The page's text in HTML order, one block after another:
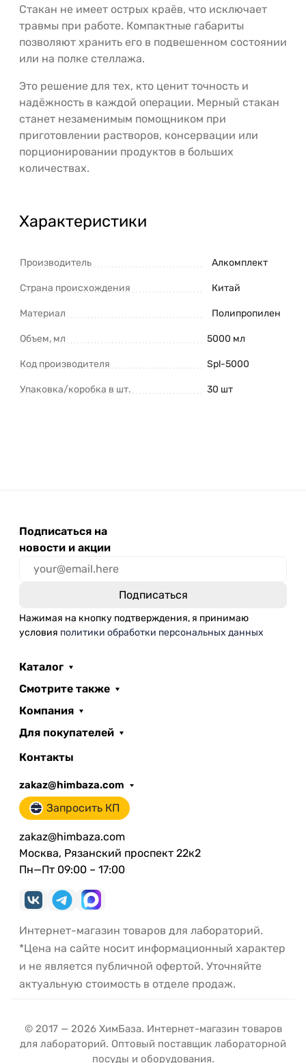
Стакан не имеет острых краёв, что исключает
травмы при работе. Компактные габариты
позволяют хранить его в подвешенном состоянии
или на полке стеллажа.
Это решение для тех, кто ценит точность и
надёжность в каждой операции. Мерный стакан
станет незаменимым помощником при
приготовлении растворов, консервации или
порционировании продуктов в больших
количествах.
Характеристики
Производитель Алкомплект
Страна происхождения Китай
Материал Полипропилен
Объем, мл 5000 мл
Код производителя Spl-5000
Упаковка/коробка в шт. 30 шт
Подписаться на
новости и акции
Нажимая на кнопку подтверждения, я принимаю
условия политики обработки персональных данных
Каталог
Смотрите также
Компания
Для покупателей
Контакты
zakaz@himbaza.com
Запросить КП
zakaz@himbaza.com
Москва, Рязанский проспект 22к2
Пн—Пт 09:00 – 17:00
Интернет-магазин товаров для лабораторий.
*Цена на сайте носит информационный характер
и не является публичной офертой. Уточняйте
актуальную стоимость в отделе продаж.
© 2017 — 2026 ХимБаза. Интернет-магазин товаров
для лабораторий. Оптовый поставщик лабораторной
посуды и оборудования.